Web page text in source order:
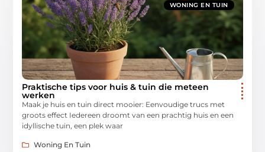
WONING EN TUIN
Praktische tips voor huis & tuin die meteen
werken
Maak je huis en tuin direct mooier: Eenvoudige trucs met
groots effect Iedereen droomt van een prachtig huis en een
idyllische tuin, een plek waar
Woning En Tuin